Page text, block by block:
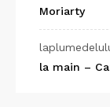
Moriarty
la main –